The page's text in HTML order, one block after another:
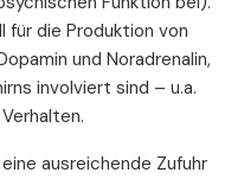
für die Produktion von
und Noradrenalin,
involviert sind – u.a.
ausreichende Zufuhr